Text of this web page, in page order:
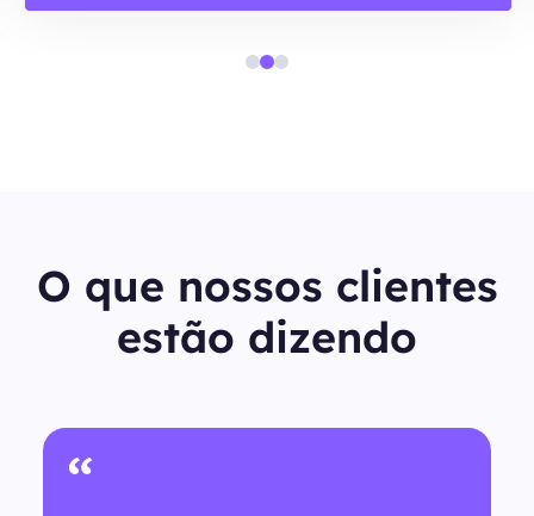
O que nossos clientes
estão dizendo
“